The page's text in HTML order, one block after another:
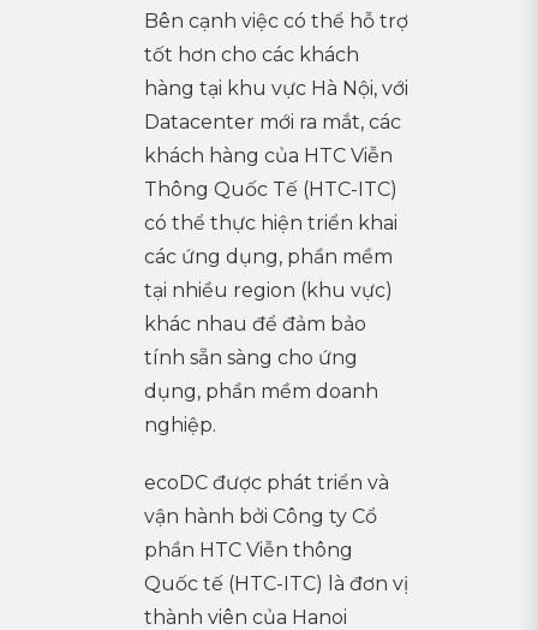
Bên cạnh việc có thể hỗ trợ
tốt hơn cho các khách
hàng tại khu vực Hà Nội, với
Datacenter mới ra mắt, các
khách hàng của HTC Viễn
Thông Quốc Tế (HTC-ITC)
có thể thực hiện triển khai
các ứng dụng, phần mềm
tại nhiều region (khu vực)
khác nhau để đảm bảo
tính sẵn sàng cho ứng
dụng, phần mềm doanh
nghiệp.
ecoDC được phát triển và
vận hành bởi Công ty Cổ
phần HTC Viễn thông
Quốc tế (HTC-ITC) là đơn vị
thành viên của Hanoi